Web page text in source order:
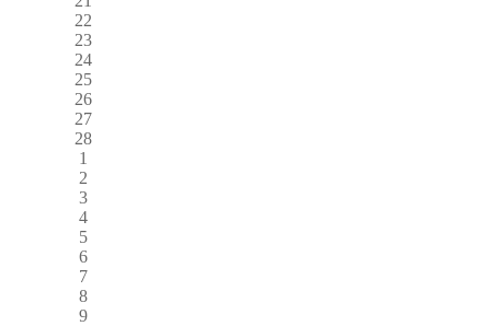
22
23
24
25
26
27
28
1
2
3
4
5
6
7
8
9